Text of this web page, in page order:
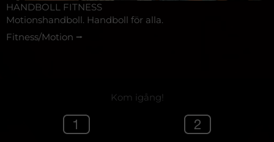
HANDBOLL FITNESS
Motionshandboll. Handboll för alla.
Fitness/Motion ⭢
Kom igång!